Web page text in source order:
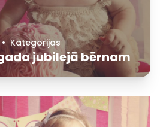
• Kategorijas
jubilejā bērnam